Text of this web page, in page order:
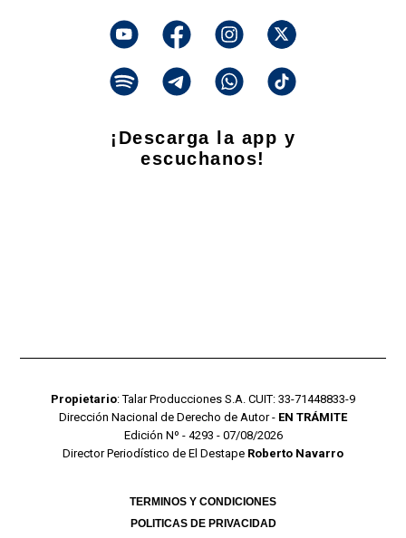
¡Descarga la app y
escuchanos!
Propietario: Talar Producciones S.A. CUIT: 33-71448833-9
Dirección Nacional de Derecho de Autor - EN TRÁMITE
Edición Nº - 4293 - 07/08/2026
Director Periodístico de El Destape Roberto Navarro
TERMINOS Y CONDICIONES
POLITICAS DE PRIVACIDAD